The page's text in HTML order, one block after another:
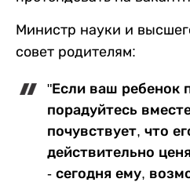
Министр науки и
совет родителям:
"Если ваш ребенок
порадуйтесь
почувствует, что
действительно
- сегодня ему,